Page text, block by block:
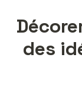
des